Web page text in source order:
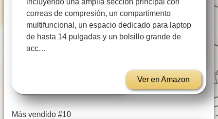
incluyendo una amplia sección principal con
correas de compresión, un compartimento
multifuncional, un espacio dedicado para laptop
de hasta 14 pulgadas y un bolsillo grande de
acc…
Ver en Amazon
Más vendido #10